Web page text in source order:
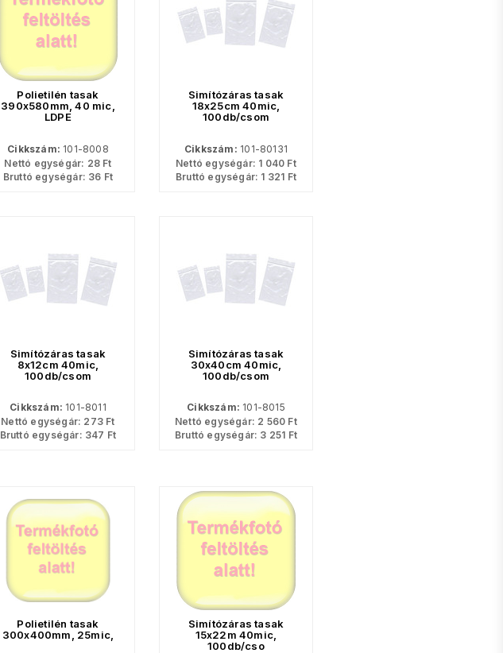
Polietilén tasak
390x580mm, 40 mic,
LDPE
Cikkszám: 101-8008
Nettó egységár: 28 Ft
Bruttó egységár: 36 Ft
Simítózáras tasak
18x25cm 40mic,
100db/csom
Cikkszám: 101-80131
Nettó egységár: 1 040 Ft
Bruttó egységár: 1 321 Ft
Simítózáras tasak
8x12cm 40mic,
100db/csom
Cikkszám: 101-8011
Nettó egységár: 273 Ft
Bruttó egységár: 347 Ft
Simítózáras tasak
30x40cm 40mic,
100db/csom
Cikkszám: 101-8015
Nettó egységár: 2 560 Ft
Bruttó egységár: 3 251 Ft
Polietilén tasak
300x400mm, 25mic,
Simítózáras tasak
15x22m 40mic,
100db/cso